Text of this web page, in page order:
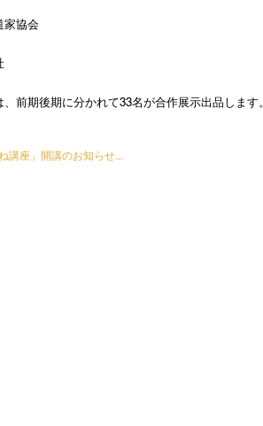
家協会
前期後期に分かれて33名が合作展示出品します。
講座」開講のお知らせ...